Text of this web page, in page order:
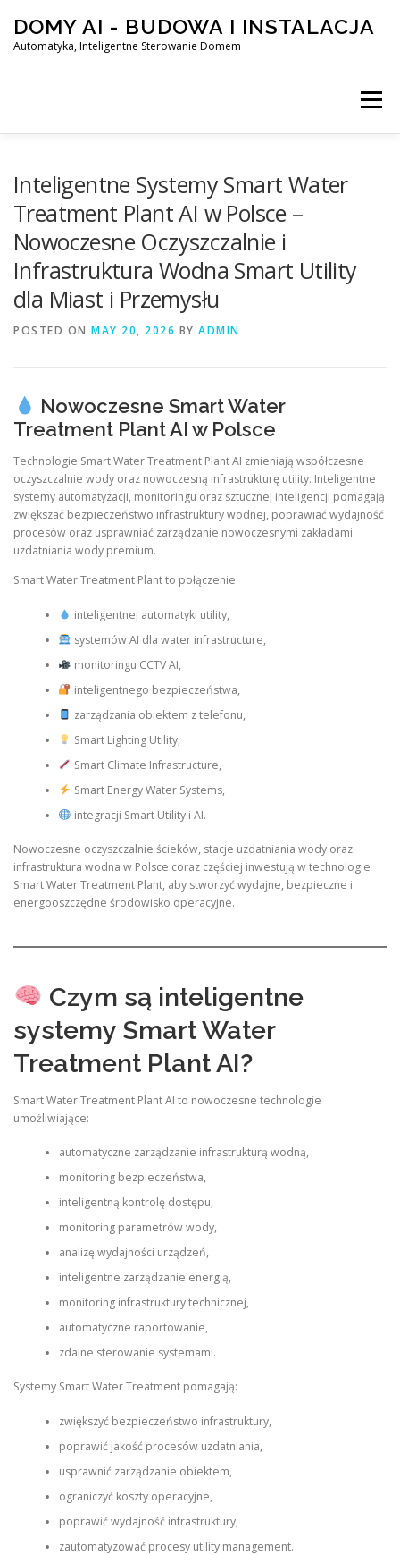
content
DOMY AI - BUDOWA I INSTALACJA
Automatyka, Inteligentne Sterowanie Domem
Menu
SMART DOM AI – AUTOMATYKA, INTELIGENTNE
BLOG KONTAKT
Inteligentne Systemy Smart Water
Treatment Plant AI w Polsce –
Nowoczesne Oczyszczalnie i
Infrastruktura Wodna Smart Utility
dla Miast i Przemysłu
POSTED ON MAY 20, 2026 BY ADMIN
Nowoczesne Smart Water
Treatment Plant AI w Polsce
Technologie Smart Water Treatment Plant AI zmieniają współczesne
oczyszczalnie wody oraz nowoczesną infrastrukturę utility. Inteligentne
systemy automatyzacji, monitoringu oraz sztucznej inteligencji pomagają
zwiększać bezpieczeństwo infrastruktury wodnej, poprawiać wydajność
procesów oraz usprawniać zarządzanie nowoczesnymi zakładami
uzdatniania wody premium.
Smart Water Treatment Plant to połączenie:
inteligentnej automatyki utility,
systemów AI dla water infrastructure,
monitoringu CCTV AI,
inteligentnego bezpieczeństwa,
zarządzania obiektem z telefonu,
Smart Lighting Utility,
Smart Climate Infrastructure,
Smart Energy Water Systems,
integracji Smart Utility i AI.
Nowoczesne oczyszczalnie ścieków, stacje uzdatniania wody oraz
infrastruktura wodna w Polsce coraz częściej inwestują w technologie
Smart Water Treatment Plant, aby stworzyć wydajne, bezpieczne i
energooszczędne środowisko operacyjne.
Czym są inteligentne
systemy Smart Water
Treatment Plant AI?
Smart Water Treatment Plant AI to nowoczesne technologie
umożliwiające:
automatyczne zarządzanie infrastrukturą wodną,
monitoring bezpieczeństwa,
inteligentną kontrolę dostępu,
monitoring parametrów wody,
analizę wydajności urządzeń,
inteligentne zarządzanie energią,
monitoring infrastruktury technicznej,
automatyczne raportowanie,
zdalne sterowanie systemami.
Systemy Smart Water Treatment pomagają:
zwiększyć bezpieczeństwo infrastruktury,
poprawić jakość procesów uzdatniania,
usprawnić zarządzanie obiektem,
ograniczyć koszty operacyjne,
poprawić wydajność infrastruktury,
zautomatyzować procesy utility management.